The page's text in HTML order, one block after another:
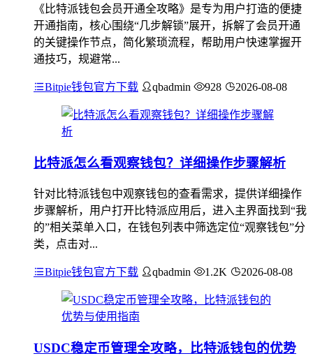
《比特派钱包会员开通全攻略》是专为用户打造的便捷
开通指南，核心围绕“几步解锁”展开，拆解了会员开通
的关键操作节点，简化繁琐流程，帮助用户快速掌握开
通技巧，规避常...
Bitpie钱包官方下载 qbadmin 928 2026-08-08
比特派怎么看观察钱包？详细操作步骤解析
针对比特派钱包中观察钱包的查看需求，提供详细操作
步骤解析，用户打开比特派应用后，进入主界面找到“我
的”相关菜单入口，在钱包列表中筛选定位“观察钱包”分
类，点击对...
Bitpie钱包官方下载 qbadmin 1.2K 2026-08-08
USDC稳定币管理全攻略，比特派钱包的优势